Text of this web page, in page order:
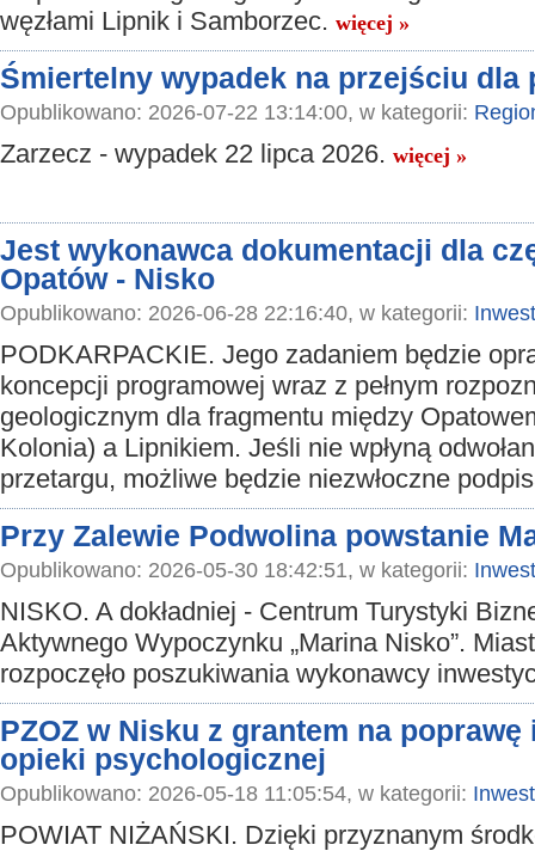
węzłami Lipnik i Samborzec. więcej »
Śmiertelny wypadek na przejściu dla
Opublikowano: 2026-07-22 13:14:00, w kategorii:
Zarzecz - wypadek 22 lipca 2026. więcej »
Jest wykonawca dokumentacji dla
Opatów - Nisko
Opublikowano: 2026-06-28 22:16:40, w kategorii:
PODKARPACKIE. Jego zadaniem będzie
koncepcji programowej wraz z pełnym
geologicznym dla fragmentu między
Kolonia) a Lipnikiem. Jeśli nie wpłyną
przetargu, możliwe będzie niezwłoczne
Przy Zalewie Podwolina powstanie
Opublikowano: 2026-05-30 18:42:51, w kategorii:
NISKO. A dokładniej - Centrum Turystyki
Aktywnego Wypoczynku „Marina Nisko”.
rozpoczęło poszukiwania wykonawcy
PZOZ w Nisku z grantem na
opieki psychologicznej
Opublikowano: 2026-05-18 11:05:54, w kategorii:
POWIAT NIŻAŃSKI. Dzięki przyznanym